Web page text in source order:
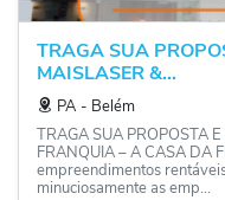
TRAGA SUA
MAISLASER &...
PA ‐ Belém
TRAGA SUA PROPOSTA
FRANQUIA – A CASA DA
empreendimentos
minuciosamente as emp...